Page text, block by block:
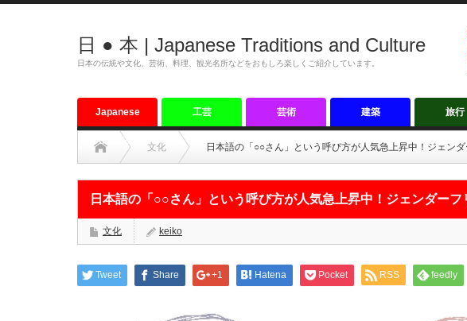
日 ● 本 | Japanese Traditions and Culture
日本の伝統や文化、芸術、料理、観光名所などをおもしろ楽しくご紹介しています。
Japanese
tradition
工芸 芸術 建築 旅行
文化 日本語の「○○さん」という呼び方が人気急上昇中！ジェンダ
日本語の「○○さん」という呼び方が人気急上昇中！ジェンダーフ
文化 keiko
Tweet Share +1 Hatena Pocket RSS feedly